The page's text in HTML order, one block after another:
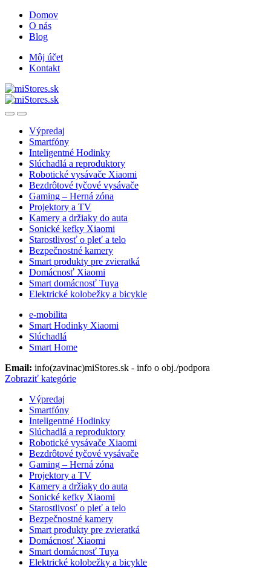
Skip
navigation
Skip
content
Domov
O nás
Blog
Môj účet
Kontakt
OpenClose
Výpredaj
Smartfóny
Inteligentné Hodinky
Slúchadlá a reproduktory
Robotické vysávače Xiaomi
Bezdrôtové tyčové vysávače
Gaming – Herná zóna
Projektory a TV
Kamery a držiaky do auta
Sonické kefky Xiaomi
Starostlivosť o pleť a telo
Bezpečnostné kamery
Smart produkty pre zvieratká
Domácnosť Xiaomi
Smart domácnosť Tuya
Elektrické kolobežky a bicykle
e-mobilita
Smart Hodinky Xiaomi
Slúchadlá
Smart Home
Email: info(zavinac)miStores.sk - info o obj./podpora
Zobraziť kategórie
Výpredaj
Smartfóny
Inteligentné Hodinky
Slúchadlá a reproduktory
Robotické vysávače Xiaomi
Bezdrôtové tyčové vysávače
Gaming – Herná zóna
Projektory a TV
Kamery a držiaky do auta
Sonické kefky Xiaomi
Starostlivosť o pleť a telo
Bezpečnostné kamery
Smart produkty pre zvieratká
Domácnosť Xiaomi
Smart domácnosť Tuya
Elektrické kolobežky a bicykle